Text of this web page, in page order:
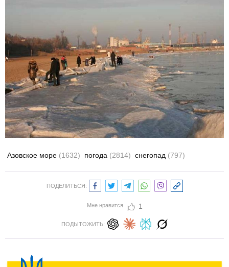
Азовское море (1632) погода (2814) снегопад (797)
ПОДЕЛИТЬСЯ:
Мне нравится 1
ПОДЫТОЖИТЬ: